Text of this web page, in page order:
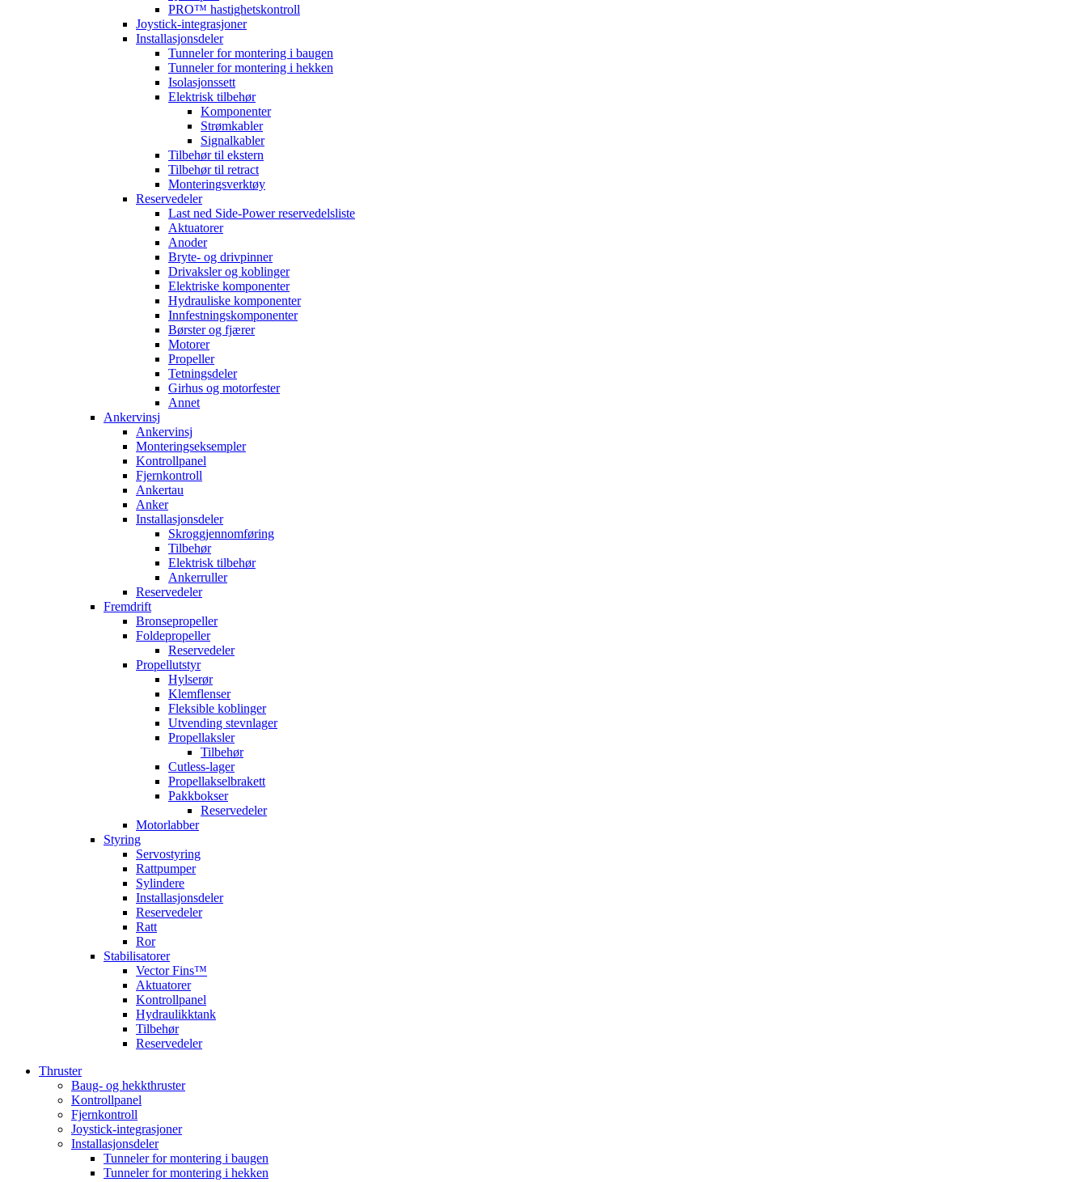
PRO™ hastighetskontroll
Joystick-integrasjoner
Installasjonsdeler
Tunneler for montering i baugen
Tunneler for montering i hekken
Isolasjonssett
Elektrisk tilbehør
Komponenter
Strømkabler
Signalkabler
Tilbehør til ekstern
Tilbehør til retract
Monteringsverktøy
Reservedeler
Last ned Side-Power reservedelsliste
Aktuatorer
Anoder
Bryte- og drivpinner
Drivaksler og koblinger
Elektriske komponenter
Hydrauliske komponenter
Innfestningskomponenter
Børster og fjærer
Motorer
Propeller
Tetningsdeler
Girhus og motorfester
Annet
Ankervinsj
Ankervinsj
Monteringseksempler
Kontrollpanel
Fjernkontroll
Ankertau
Anker
Installasjonsdeler
Skroggjennomføring
Tilbehør
Elektrisk tilbehør
Ankerruller
Reservedeler
Fremdrift
Bronsepropeller
Foldepropeller
Reservedeler
Propellutstyr
Hylserør
Klemflenser
Fleksible koblinger
Utvending stevnlager
Propellaksler
Tilbehør
Cutless-lager
Propellakselbrakett
Pakkbokser
Reservedeler
Motorlabber
Styring
Servostyring
Rattpumper
Sylindere
Installasjonsdeler
Reservedeler
Ratt
Ror
Stabilisatorer
Vector Fins™
Aktuatorer
Kontrollpanel
Hydraulikktank
Tilbehør
Reservedeler
Thruster
Baug- og hekkthruster
Kontrollpanel
Fjernkontroll
Joystick-integrasjoner
Installasjonsdeler
Tunneler for montering i baugen
Tunneler for montering i hekken